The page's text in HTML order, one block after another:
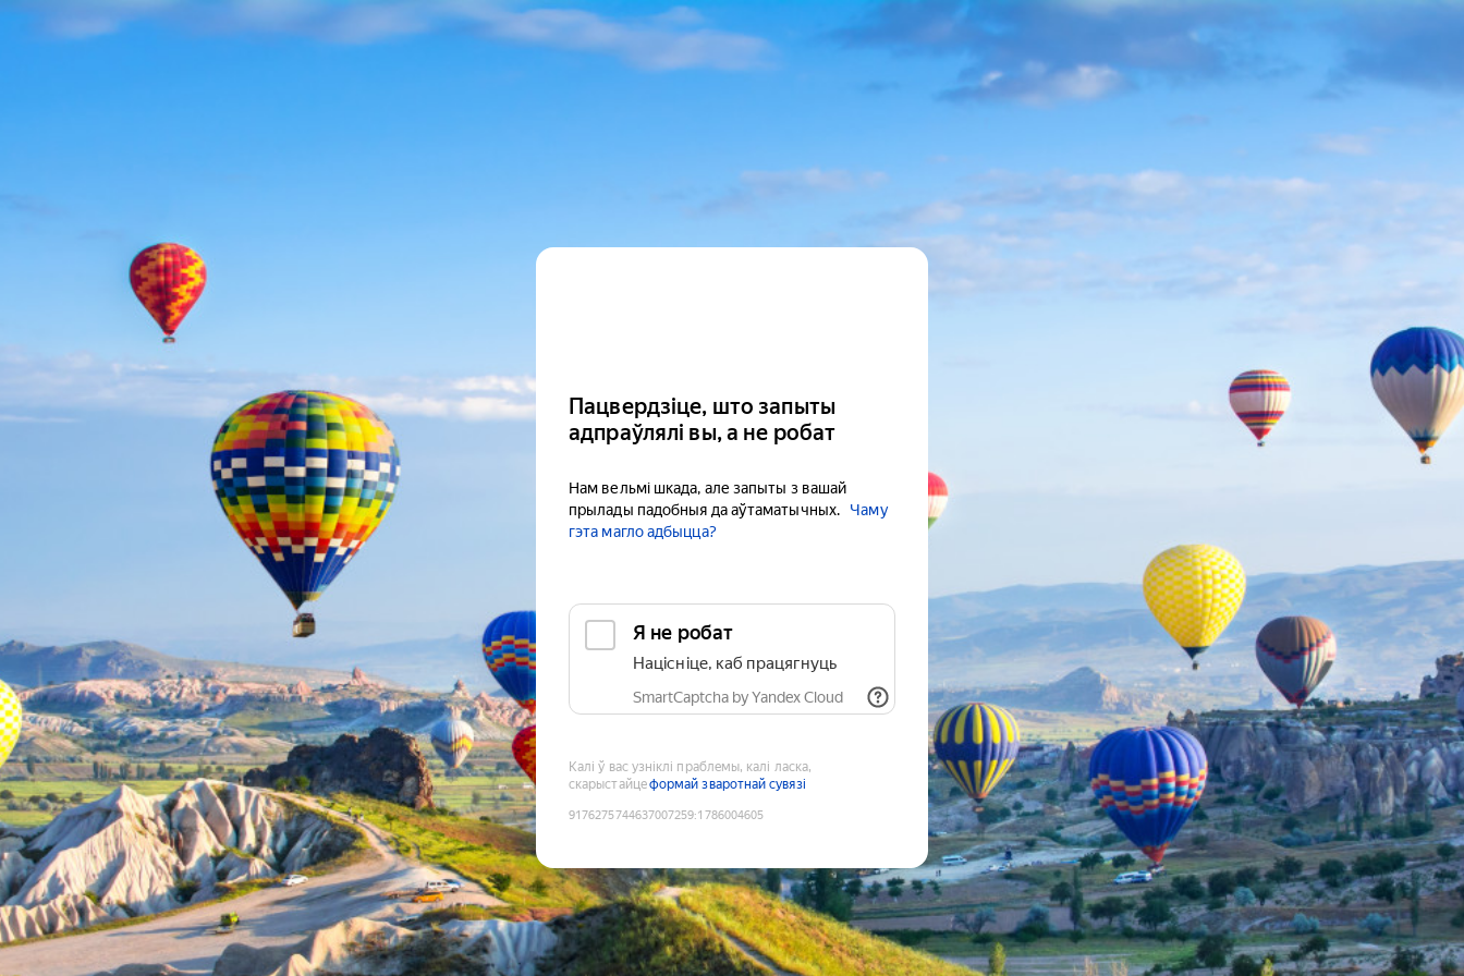
Пацвердзіце, што запыты
адпраўлялі вы, а не робат
Нам вельмі шкада, але запыты з вашай
прылады падобныя да аўтаматычных.
Чаму
гэта магло адбыцца?
Я не робат
Націсніце, каб працягнуць
SmartCaptcha by Yandex Cloud
Калі ў вас узніклі праблемы, калі ласка,
скарыстайцеформай зваротнай сувязі
9176275744637007259:1786004605